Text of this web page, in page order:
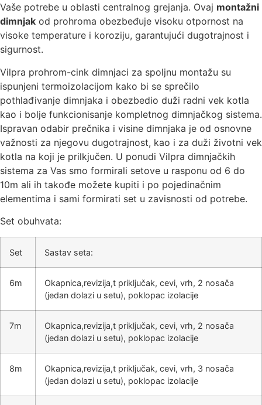
Vaše potrebe u oblasti centralnog grejanja. Ovaj montažni
dimnjak od prohroma obezbeđuje visoku otpornost na
visoke temperature i koroziju, garantujući dugotrajnost i
sigurnost.
Vilpra prohrom-cink dimnjaci za spoljnu montažu su
ispunjeni termoizolacijom kako bi se sprečilo
pothlađivanje dimnjaka i obezbedio duži radni vek kotla
kao i bolje funkcionisanje kompletnog dimnjačkog sistema.
Ispravan odabir prečnika i visine dimnjaka je od osnovne
važnosti za njegovu dugotrajnost, kao i za duži životni vek
kotla na koji je prilkjučen. U ponudi Vilpra dimnjačkih
sistema za Vas smo formirali setove u rasponu od 6 do
10m ali ih takođe možete kupiti i po pojedinačnim
elementima i sami formirati set u zavisnosti od potrebe.
Set obuhvata:
Set Sastav seta:
6m
Okapnica,revizija,t priključak, cevi, vrh, 2 nosača
(jedan dolazi u setu), poklopac izolacije
7m
Okapnica,revizija,t priključak, cevi, vrh, 2 nosača
(jedan dolazi u setu), poklopac izolacije
8m
Okapnica,revizija,t priključak, cevi, vrh, 3 nosača
(jedan dolazi u setu), poklopac izolacije